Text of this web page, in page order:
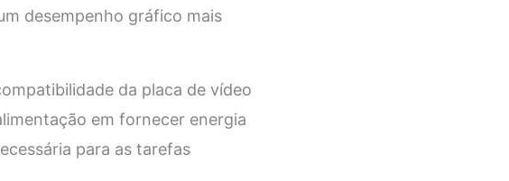
desempenho gráfico mais
da placa de vídeo
em fornecer energia
para as tarefas